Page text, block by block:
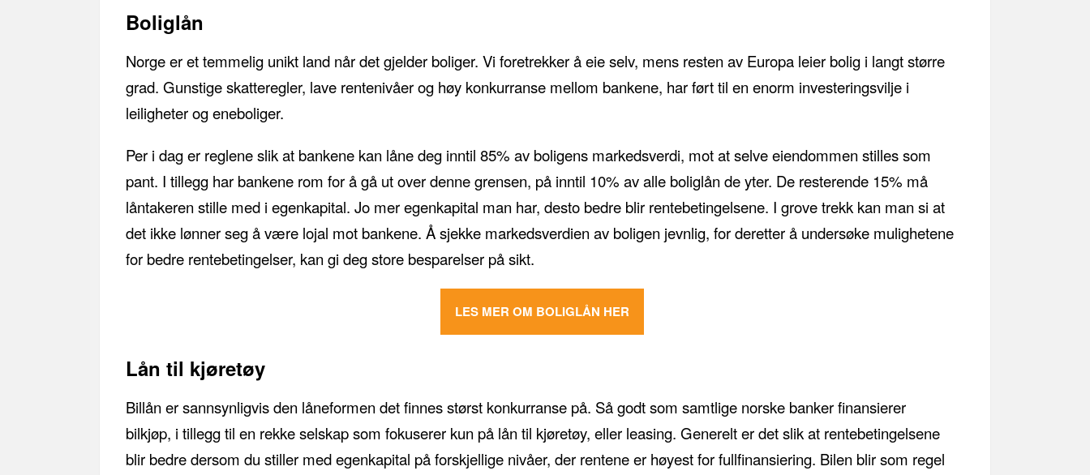
Boliglån
Norge er et temmelig unikt land når det gjelder boliger. Vi foretrekker å eie selv, mens resten av Europa leier bolig i langt større
grad. Gunstige skatteregler, lave rentenivåer og høy konkurranse mellom bankene, har ført til en enorm investeringsvilje i
leiligheter og eneboliger.
Per i dag er reglene slik at bankene kan låne deg inntil 85% av boligens markedsverdi, mot at selve eiendommen stilles som
pant. I tillegg har bankene rom for å gå ut over denne grensen, på inntil 10% av alle boliglån de yter. De resterende 15% må
låntakeren stille med i egenkapital. Jo mer egenkapital man har, desto bedre blir rentebetingelsene. I grove trekk kan man si at
det ikke lønner seg å være lojal mot bankene. Å sjekke markedsverdien av boligen jevnlig, for deretter å undersøke mulighetene
for bedre rentebetingelser, kan gi deg store besparelser på sikt.
LES MER OM BOLIGLÅN HER
Lån til kjøretøy
Billån er sannsynligvis den låneformen det finnes størst konkurranse på. Så godt som samtlige norske banker finansierer
bilkjøp, i tillegg til en rekke selskap som fokuserer kun på lån til kjøretøy, eller leasing. Generelt er det slik at rentebetingelsene
blir bedre dersom du stiller med egenkapital på forskjellige nivåer, der rentene er høyest for fullfinansiering. Bilen blir som regel